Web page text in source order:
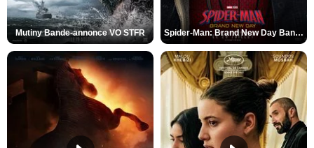
Mutiny Bande-annonce VO STFR Spider-Man: Brand New Day Bande-annonce VO STFR